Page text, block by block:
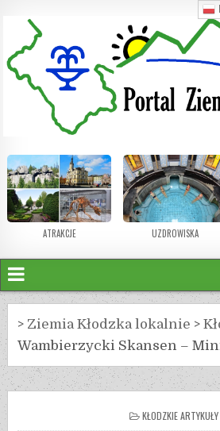
ATRAKCJE UZDROWISKA
> Ziemia Kłodzka lokalnie >
Wambierzycki Skansen –
KŁODZKIE ARTYKUŁY